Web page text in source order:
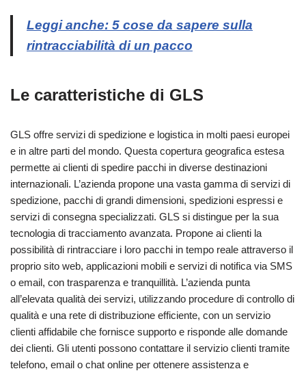
Leggi anche: 5 cose da sapere sulla
rintracciabilità di un pacco
Le caratteristiche di GLS
GLS offre servizi di spedizione e logistica in molti paesi europei
e in altre parti del mondo. Questa copertura geografica estesa
permette ai clienti di spedire pacchi in diverse destinazioni
internazionali. L’azienda propone una vasta gamma di servizi di
spedizione, pacchi di grandi dimensioni, spedizioni espressi e
servizi di consegna specializzati. GLS si distingue per la sua
tecnologia di tracciamento avanzata. Propone ai clienti la
possibilità di rintracciare i loro pacchi in tempo reale attraverso il
proprio sito web, applicazioni mobili e servizi di notifica via SMS
o email, con trasparenza e tranquillità. L’azienda punta
all’elevata qualità dei servizi, utilizzando procedure di controllo di
qualità e una rete di distribuzione efficiente, con un servizio
clienti affidabile che fornisce supporto e risponde alle domande
dei clienti. Gli utenti possono contattare il servizio clienti tramite
telefono, email o chat online per ottenere assistenza e